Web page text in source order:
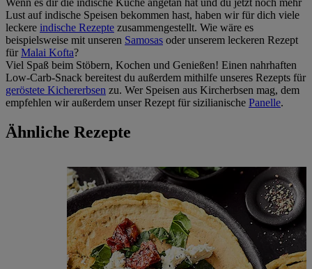
Wenn es dir die indische Küche angetan hat und du jetzt noch mehr
Lust auf indische Speisen bekommen hast, haben wir für dich viele
leckere indische Rezepte zusammengestellt. Wie wäre es
beispielsweise mit unseren Samosas oder unserem leckeren Rezept
fürMalai Kofta?
Viel Spaß beim Stöbern, Kochen und Genießen! Einen nahrhaften
Low-Carb-Snack bereitest du außerdem mithilfe unseres Rezepts für
geröstete Kichererbsen zu. Wer Speisen aus Kircherbsen mag, dem
empfehlen wir außerdem unser Rezept für sizilianische Panelle.
Ähnliche Rezepte